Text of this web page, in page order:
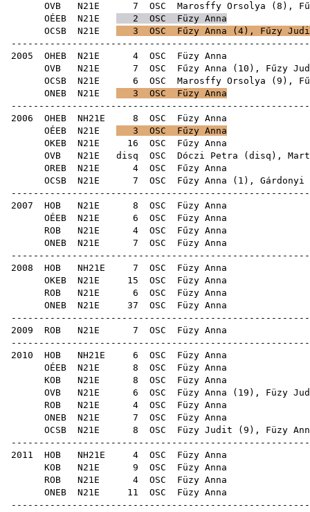
OVB N21E 7 OSC Marosffy Orsolya ( 8 ),
OÉEB N21E 2 OSC Füzy Anna
OCSB N21E 3 OSC Fűzy Anna ( 4 ), Fűzy
2005 OHEB N21E 4 OSC
OVB N21E 7 OSC Fűzy Anna ( 10 ), Fűzy
OCSB N21E 6 OSC Marosffy Orsolya ( 9 ),
ONEB N21E 3 OSC Füzy Anna
2006 OHEB NH21E 8 OSC
OÉEB N21E 3 OSC Fűzy Anna
OKEB N21E 16 OSC
OVB N21E disq OSC Dóczi Petra ( disq ),
OREB N21E 4 OSC
OCSB N21E 7 OSC Fűzy Anna ( 1 ), Gárdonyi
2007 HOB N21E 8 OSC
OÉEB N21E 6 OSC
ROB N21E 4 OSC
ONEB N21E 7 OSC
2008 HOB NH21E 7 OSC
OKEB N21E 15 OSC
ROB N21E 6 OSC
ONEB N21E 37 OSC
2009 ROB N21E 7 OSC
2010 HOB NH21E 6 OSC
OÉEB N21E 8 OSC
KOB N21E 8 OSC
OVB N21E 6 OSC Füzy Anna ( 19 ), Füzy
ROB N21E 4 OSC
ONEB N21E 7 OSC
OCSB N21E 8 OSC Füzy Judit ( 9 ), Füzy
2011 HOB NH21E 4 OSC
KOB N21E 9 OSC
ROB N21E 4 OSC
ONEB N21E 11 OSC